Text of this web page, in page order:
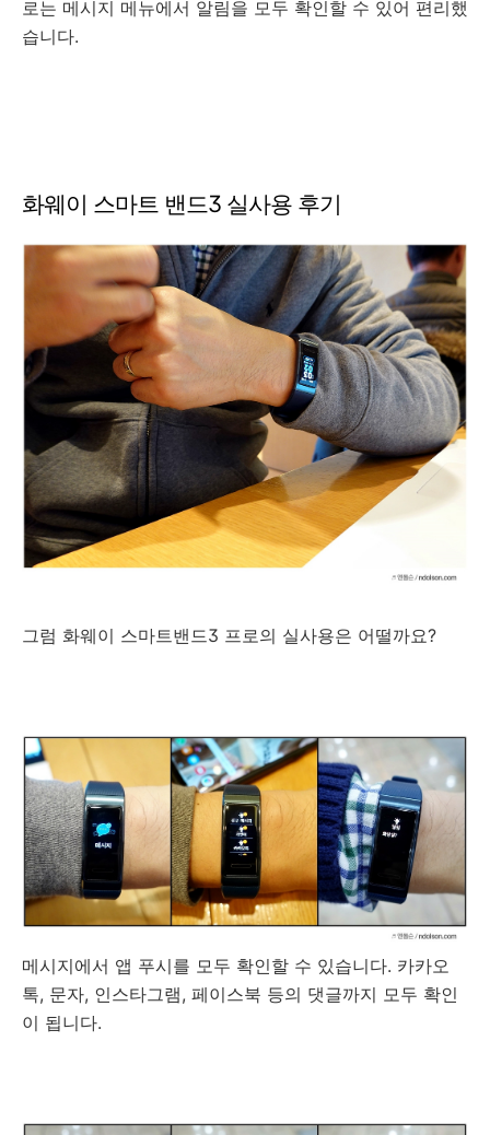
로는 메시지 메뉴에서 알림을 모두 확인할 수 있어 편리했
습니다.
화웨이 스마트 밴드3 실사용 후기
그럼 화웨이 스마트밴드3 프로의 실사용은 어떨까요?
메시지에서 앱 푸시를 모두 확인할 수 있습니다. 카카오
톡, 문자, 인스타그램, 페이스북 등의 댓글까지 모두 확인
이 됩니다.